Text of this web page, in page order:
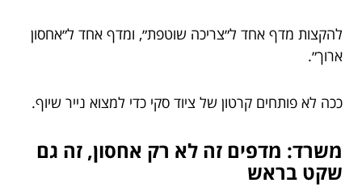
להקצות מדף אחד ל״צריכה שוטפת״, ומדף אחד ל״אחסון
ארוך״.
ככה לא פותחים קרטון של ציוד סקי כדי למצוא נייר שיוף.
משרד: מדפים זה לא רק אחסון, זה גם
שקט בראש